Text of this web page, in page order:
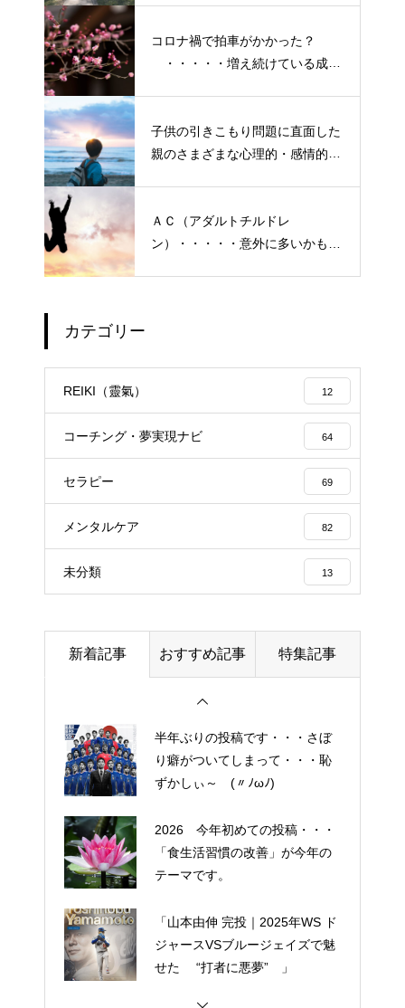
コロナ禍で拍車がかかった？
・・・・・増え続けている成人
子供の引きこもり問題に直面した
親のさまざまな心理的・感情的な
ＡＣ（アダルトチルドレ
ン）・・・・・意外に多いかも？
カテゴリー
REIKI（靈氣） 12
コーチング・夢実現ナビ 64
セラピー 69
メンタルケア 82
未分類 13
新着記事 おすすめ記事 特集記事
エイジングケアで最近気になっ
ているスキンケア製品・・・幹
細胞コスメ vs エクソソーム
コスメ ①
エイジングケアで最近気になっ
ているスキンケア製品・・・エ
クソソームコスメ
エイジングケアで最近気になっ
ているスキンケア製品・・・幹
細胞コスメ ③
土用の丑の日・・・余計なこと
半年ぶりの投稿です・・・さぼ
り癖がついてしまって・・・恥
ずかしぃ～ (〃ﾉωﾉ)
2026 今年初めての投稿・・・
「食生活習慣の改善」が今年の
テーマです。
「山本由伸 完投｜2025年WS ド
ジャースVSブルージェイズで魅
せた “打者に悪夢” 」